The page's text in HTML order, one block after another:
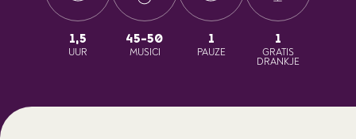
1,5
UUR
45-50
MUSICI
1
PAUZE
1
GRATIS
DRANKJE